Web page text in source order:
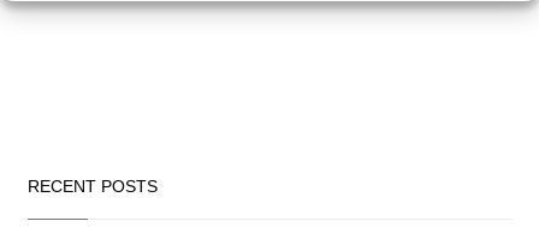
RECENT POSTS